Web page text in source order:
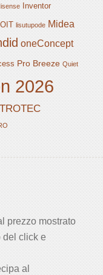
Inventor
lisutupode Midea
oneConcept
Pro Breeze Quiet
2026
TROTEC
prezzo mostrato
del click e
al